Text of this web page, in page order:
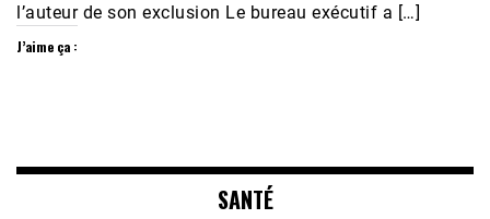
l’auteur de son exclusion Le bureau exécutif a […]
J’aime ça :
SANTÉ